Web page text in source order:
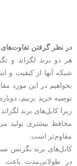
در نظر گرفتن تفاوت‌های
هر دو برند لگراند و
شبکه آنها از کیفیت و
بخواهیم در این مورد
توصیه خرید بزنیم،
محافظ بیشتری تولید
مقاوم‌تر است.
کابل‌های برند نگزنس
در طولانی‌مدت باعث